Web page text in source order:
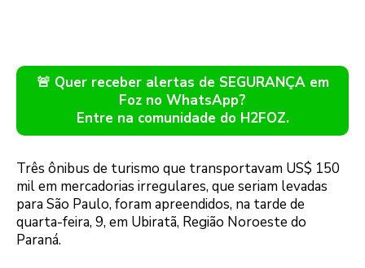
🚨 Quer receber alertas de SEGURANÇA em
Foz no WhatsApp?
Entre na comunidade do H2FOZ.
Três ônibus de turismo que transportavam US$ 150
mil em mercadorias irregulares, que seriam levadas
para São Paulo, foram apreendidos, na tarde de
quarta-feira, 9, em Ubiratã, Região Noroeste do
Paraná.